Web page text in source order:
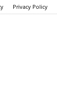
Privacy Policy